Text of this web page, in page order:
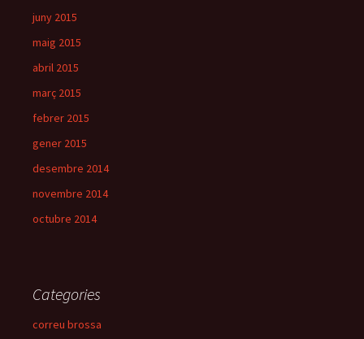
juny 2015
maig 2015
abril 2015
març 2015
febrer 2015
gener 2015
desembre 2014
novembre 2014
octubre 2014
Categories
correu brossa